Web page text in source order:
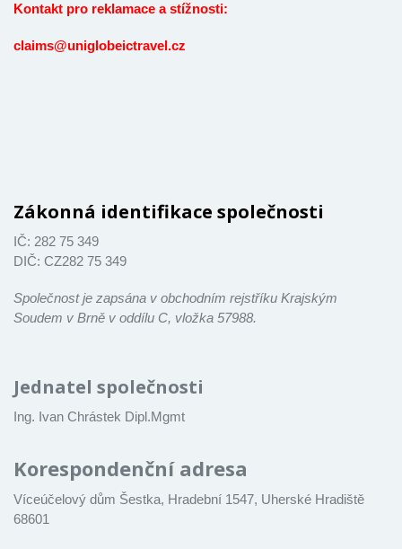
Kontakt pro reklamace a stížnosti:
claims@uniglobeictravel.cz
Zákonná identifikace společnosti
IČ: 282 75 349
DIČ: CZ282 75 349
Společnost je zapsána v obchodním rejstříku Krajským
Soudem v Brně v oddílu C, vložka 57988.
Jednatel společnosti
Ing. Ivan Chrástek Dipl.Mgmt
Korespondenční adresa
Víceúčelový dům Šestka, Hradební 1547, Uherské Hradiště
68601